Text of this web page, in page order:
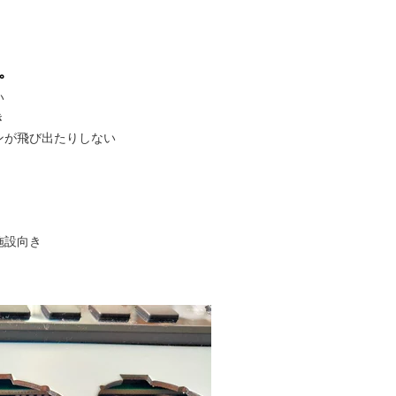
飛び出たりしない
向き